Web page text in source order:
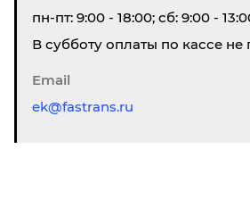
пн-пт: 9:00 - 18:00; сб: 9:00 -
В субботу оплаты по кассе
Email
ek@fastrans.ru